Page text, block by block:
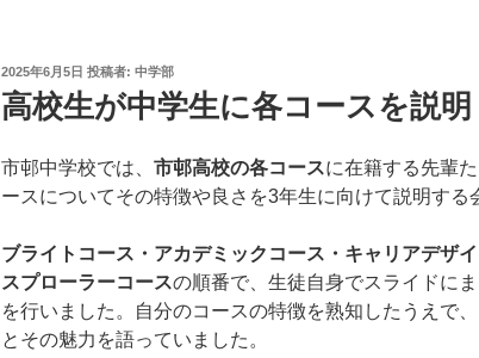
投
稿
日:
2025年6月5日 投稿者: 中学部
高校生が中学生に各コースを説明
市邨中学校では、 市邨高校の各コースに在籍する先輩
ースについてその特徴や良さを3年生に向けて説明する
ブライトコース・アカデミックコース・キャリアデザ
スプローラーコースの順番で、生徒自身でスライドに
を行いました。自分のコースの特徴を熟知したうえで
とその魅力を語っていました。